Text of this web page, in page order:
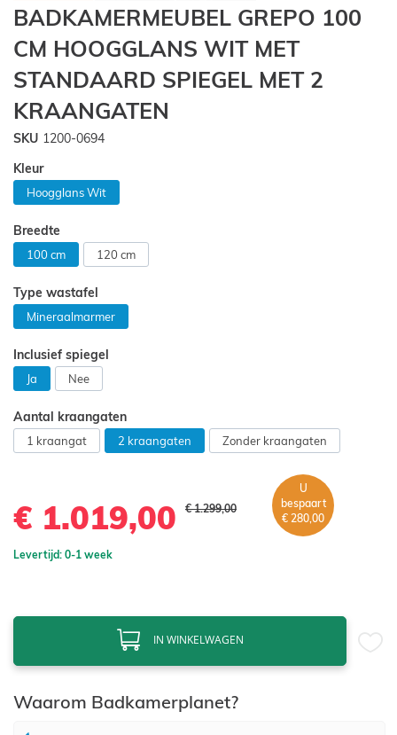
Ga
naar
het
begin
van
de
afbeeldingen-
BADKAMERMEUBEL GREPO 100
CM HOOGGLANS WIT MET
STANDAARD SPIEGEL MET 2
KRAANGATEN
SKU 1200-0694
Kleur
Hoogglans Wit
Breedte
100 cm 120 cm
Type wastafel
Mineraalmarmer
Inclusief spiegel
Ja Nee
Aantal kraangaten
1 kraangat 2 kraangaten Zonder kraangaten
€ 1.019,00 € 1.299,00
U
bespaart
€ 280,00
Levertijd: 0-1 week
IN WINKELWAGEN
Waarom Badkamerplanet?